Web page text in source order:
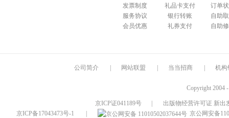
发票制度
服务协议
会员优惠
礼品卡支付
银行转账
礼券支付
订单
自助
自助
公司简介 网站联盟 当当招商 机构
Copyright 2004
京ICP证041189号
出版物经营许可证 新出
京ICP备17043473号-1
京公网安备